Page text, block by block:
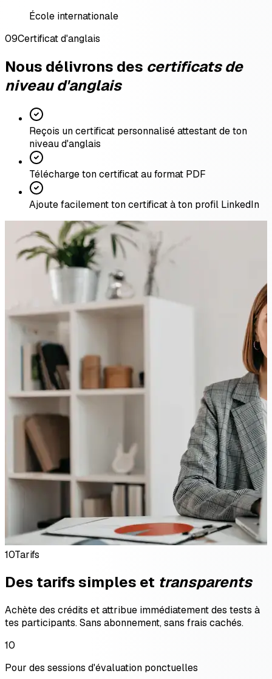
École internationale
09Certificat d'anglais
Nous délivrons des certificats de
niveau d'anglais
Reçois un certificat personnalisé attestant de ton
niveau d'anglais
Télécharge ton certificat au format PDF
Ajoute facilement ton certificat à ton profil LinkedIn
10Tarifs
Des tarifs simples et transparents
Achète des crédits et attribue immédiatement des tests à
tes participants. Sans abonnement, sans frais cachés.
10
Pour des sessions d'évaluation ponctuelles